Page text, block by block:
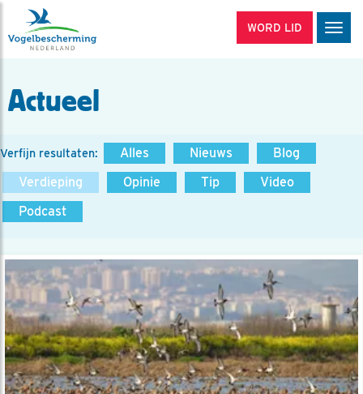
WORD LID
Actueel
Verfijn resultaten: Alles Nieuws
Blog
Verdieping
Opinie Tip
Video
Podcast